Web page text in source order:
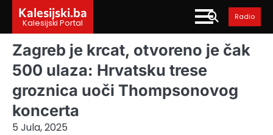
content
Kalesijski.ba
Kalesijski Portal
Radio
Zagreb je krcat, otvoreno je čak
500 ulaza: Hrvatsku trese
groznica uoči Thompsonovog
koncerta
5 Jula, 2025